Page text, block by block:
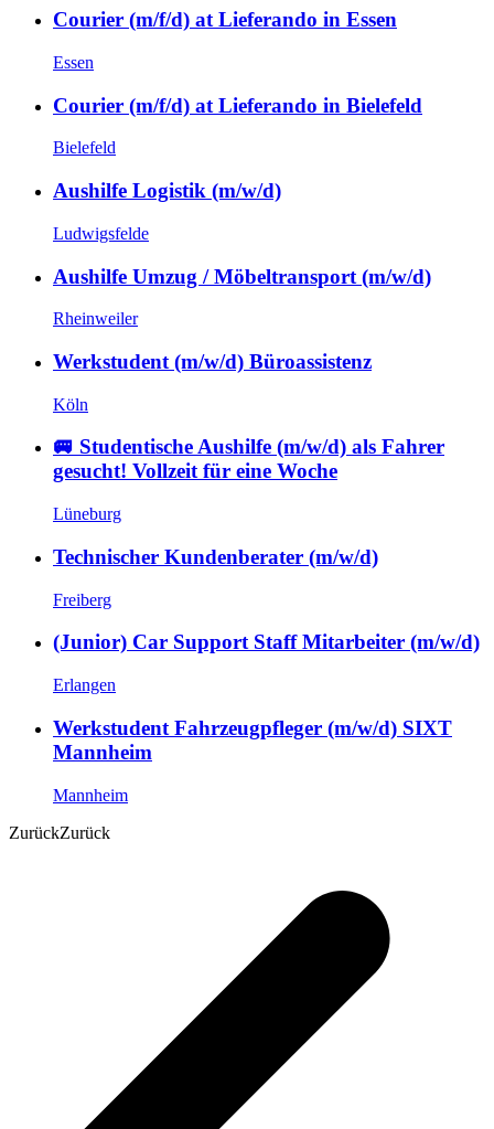
Courier (m/f/d) at Lieferando in Essen
Essen
Courier (m/f/d) at Lieferando in Bielefeld
Bielefeld
Aushilfe Logistik (m/w/d)
Ludwigsfelde
Aushilfe Umzug / Möbeltransport (m/w/d)
Rheinweiler
Werkstudent (m/w/d) Büroassistenz
Köln
🚐 Studentische Aushilfe (m/w/d) als Fahrer
gesucht! Vollzeit für eine Woche
Lüneburg
Technischer Kundenberater (m/w/d)
Freiberg
(Junior) Car Support Staff Mitarbeiter (m/w/d)
Erlangen
Werkstudent Fahrzeugpfleger (m/w/d) SIXT
Mannheim
Mannheim
ZurückZurück